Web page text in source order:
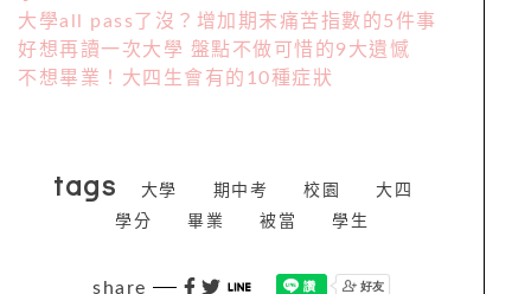
大學all pass了沒？增加期末痛苦指數的5件事
好想再讀一次大學 盤點不做可惜的9大遺憾
不想畢業！大四生會有的10種症狀
tags 大學 期中考 校園
大四
學分
畢業 被當 學生
share